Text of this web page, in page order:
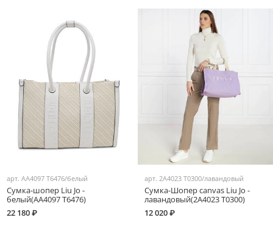
арт.AA4097 T6476/белый
Сумка-шопер Liu Jo -
белый(AA4097 T6476)
22 180 ₽
арт. 2A4023 T0300/лавандовый
Сумка-Шопер canvas Liu Jo -
лавандовый(2A4023 T0300)
12 020 ₽